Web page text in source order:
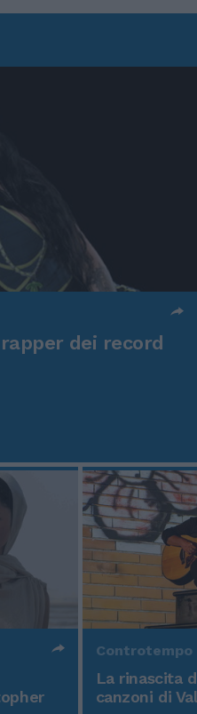
dei record
Controtempo
La rinascita
canzoni di